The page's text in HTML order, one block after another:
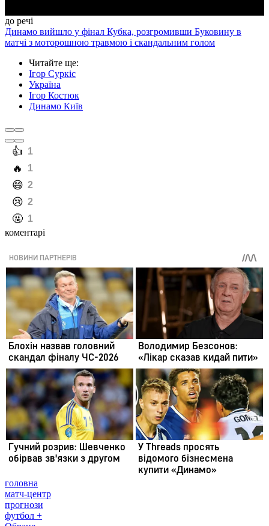
до речі
Динамо вийшло у фінал Кубка, розгромивши Буковину в
матчі з моторошною травмою і скандальним голом
Читайте ще:
Ігор Суркіс
Україна
Ігор Костюк
Динамо Київ
️👍 1
️🔥 1
️😄 2
️😢 2
️🤬 1
коментарі
головна
матч-центр
прогнози
футбол +